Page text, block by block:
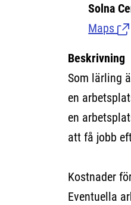
Solna
Maps
Beskrivning
Som lärling
en
en
att få jobb
Kostnader
Eventuella